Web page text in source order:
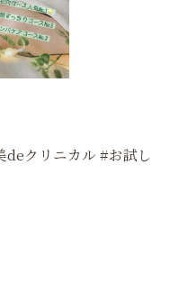
クリニカル #お試し